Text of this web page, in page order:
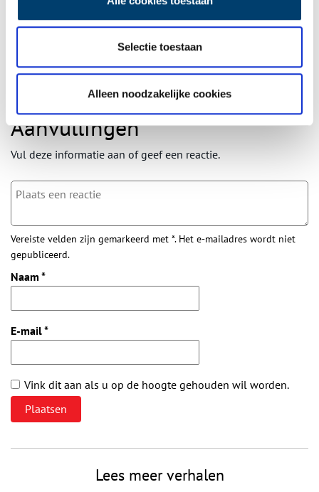
Selectie toestaan
Alleen noodzakelijke cookies
wekelijkse nieuwsbrief!
Bij inschrijving gaat u akkoord met onsprivacybeleid.
Aanvullingen
Vul deze informatie aan of geef een reactie.
Vereiste velden zijn gemarkeerd met *. Het e-mailadres wordt niet
gepubliceerd.
Naam *
E-mail*
Vink dit aan als u op de hoogte gehouden wil worden.
Lees meer verhalen